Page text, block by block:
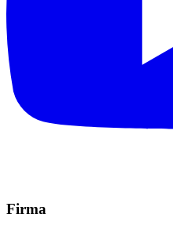
Firma